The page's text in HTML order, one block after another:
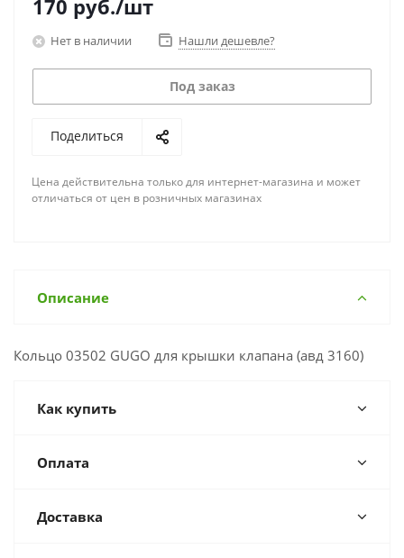
170 руб./шт
Нет в наличии Нашли дешевле?
Под заказ
Поделиться
Цена действительна только для интернет-магазина и может
отличаться от цен в розничных магазинах
Описание
Кольцо 03502 GUGO для крышки клапана (авд 3160)
Как купить
Оплата
Доставка